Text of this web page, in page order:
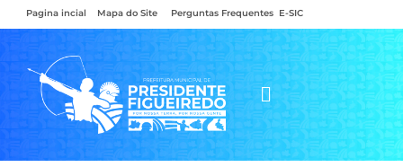
Pagina incial Mapa do Site Perguntas Frequentes E-SIC